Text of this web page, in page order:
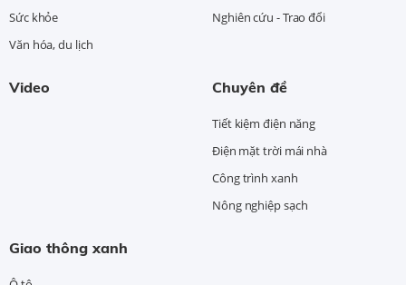
Sức khỏe
Văn hóa, du lịch
Nghiên cứu - Trao đổi
Video Chuyên đề
Tiết kiệm điện năng
Điện mặt trời mái nhà
Công trình xanh
Nông nghiệp sạch
Giao thông xanh